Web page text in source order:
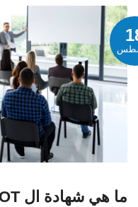
ما هي شهادة ال TOT؟